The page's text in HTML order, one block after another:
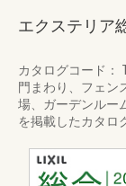
エクステリア
カタログコード：
門まわり、フェン
場、ガーデンルー
を掲載したカタロ